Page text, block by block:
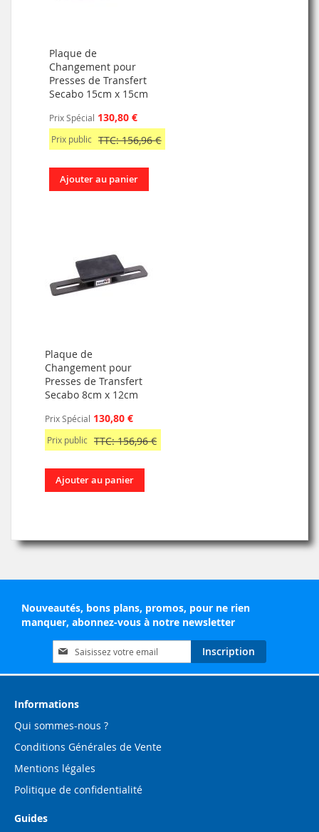
Plaque de
Changement pour
Presses de Transfert
Secabo 15cm x 15cm
Prix Spécial 130,80 €
Prix public TTC: 156,96 €
Ajouter au panier
Plaque de
Changement pour
Presses de Transfert
Secabo 8cm x 12cm
Prix Spécial 130,80 €
Prix public TTC: 156,96 €
Ajouter au panier
Nouveautés, bons plans, promos, pour ne rien
manquer, abonnez-vous à notre newsletter
Inscription
à
notre
d’information
Inscription
Informations
Qui sommes-nous ?
Conditions Générales de Vente
Mentions légales
Politique de confidentialité
Guides